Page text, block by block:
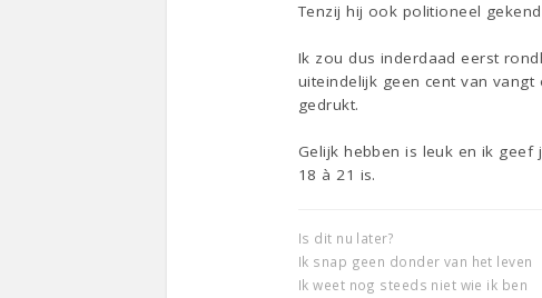
Tenzij hij ook politioneel
Ik zou dus inderdaad eerst
uiteindelijk geen cent van
gedrukt.
Gelijk hebben is leuk en ik
18 à 21 is.
Is dit nu later?
Ik snap geen donder van het leven
Ik weet nog steeds niet wie ik ben